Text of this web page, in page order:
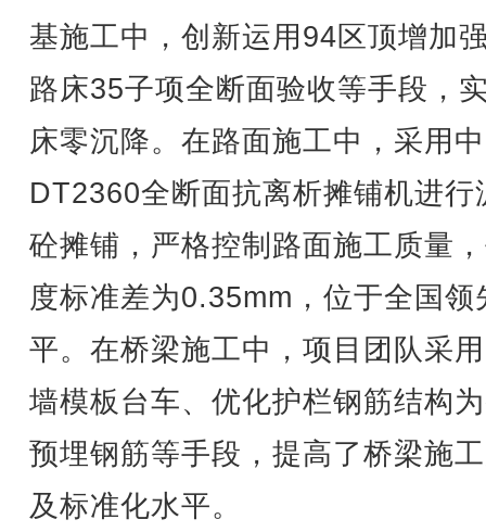
基施工中，创新运用94区顶增加
路床35子项全断面验收等手段，
床零沉降。在路面施工中，采用
DT2360全断面抗离析摊铺机进行
砼摊铺，严格控制路面施工质量
度标准差为0.35mm，位于全国领
平。在桥梁施工中，项目团队采
墙模板台车、优化护栏钢筋结构
预埋钢筋等手段，提高了桥梁施
及标准化水平。